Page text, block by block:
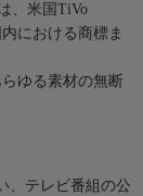
、米国TiVo
における商標ま
ゆる素材の無断
、テレビ番組の公